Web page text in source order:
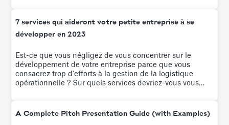
7 services qui aideront votre petite entreprise à se
développer en 2023
Est-ce que vous négligez de vous concentrer sur le
développement de votre entreprise parce que vous
consacrez trop d'efforts à la gestion de la logistique
opérationnelle ? Sur quels services devriez-vous vous
résolvons dans cet article
A Complete Pitch Presentation Guide (with Examples)